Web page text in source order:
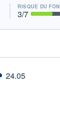
RISQUE DU
3/7
24.05